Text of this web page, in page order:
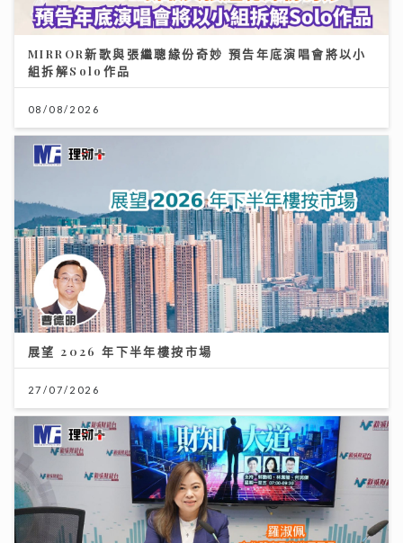
MIRROR新歌與張繼聰緣份奇妙 預告年底演唱會將以小
組拆解Solo作品
08/08/2026
展望 2026 年下半年樓按市場
27/07/2026